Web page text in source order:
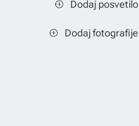
Dodaj posvetilo
Dodaj fotografije